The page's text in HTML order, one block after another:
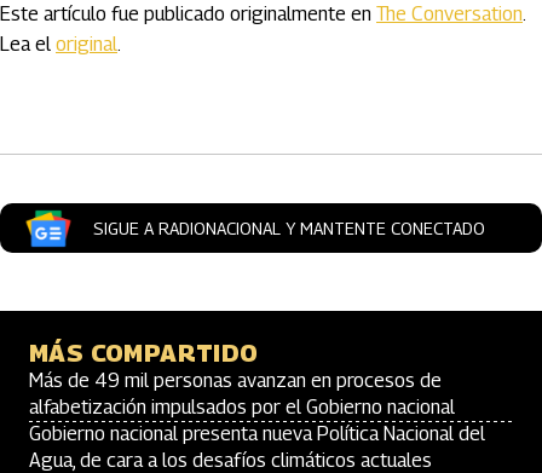
Este artículo fue publicado originalmente en The Conversation.
Lea el original.
SIGUE A RADIONACIONAL Y MANTENTE CONECTADO
MÁS COMPARTIDO
Más de 49 mil personas avanzan en procesos de
alfabetización impulsados por el Gobierno nacional
Gobierno nacional presenta nueva Política Nacional del
Agua, de cara a los desafíos climáticos actuales